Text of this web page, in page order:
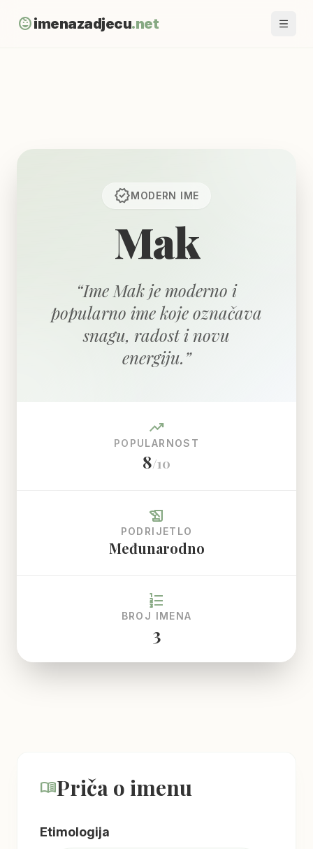
child_careimenazadjecu.net
verifiedMODERN IME
Mak
“Ime Mak je moderno i
popularno ime koje označava
snagu, radost i novu
energiju.”
trending_up
POPULARNOST
8/10
history_edu
PODRIJETLO
Međunarodno
format_list_numbered
BROJ IMENA
3
menu_bookPriča o imenu
Etimologija